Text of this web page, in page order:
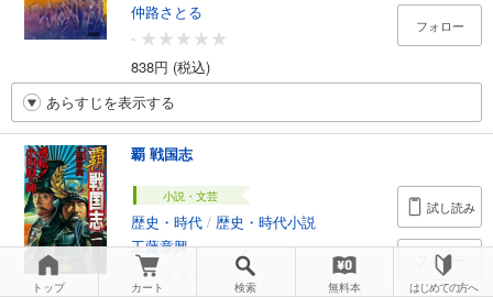
仲路さとる
-
838円 (税込)
フォロー
あらすじを表示する
覇 戦国志
小説・文芸
歴史・時代 / 歴史・時代小説
工藤章興
試し読み
フォロー
トップ カート 検索 無料本 はじめての方へ